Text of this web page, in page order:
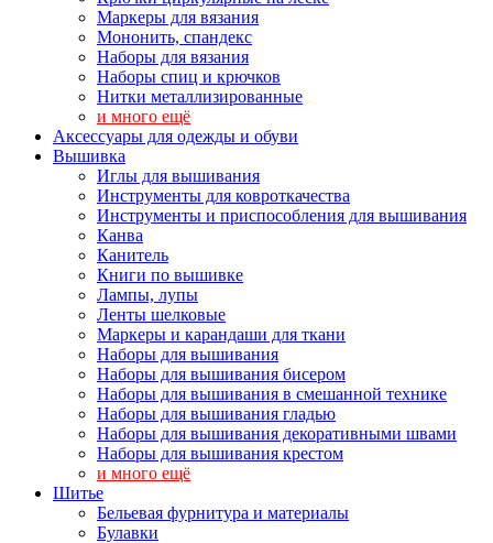
Маркеры для вязания
Мононить, спандекс
Наборы для вязания
Наборы спиц и крючков
Нитки металлизированные
и много ещё
Аксессуары для одежды и обуви
Вышивка
Иглы для вышивания
Инструменты для ковроткачества
Инструменты и приспособления для вышивания
Канва
Канитель
Книги по вышивке
Лампы, лупы
Ленты шелковые
Маркеры и карандаши для ткани
Наборы для вышивания
Наборы для вышивания бисером
Наборы для вышивания в смешанной технике
Наборы для вышивания гладью
Наборы для вышивания декоративными швами
Наборы для вышивания крестом
и много ещё
Шитье
Бельевая фурнитура и материалы
Булавки